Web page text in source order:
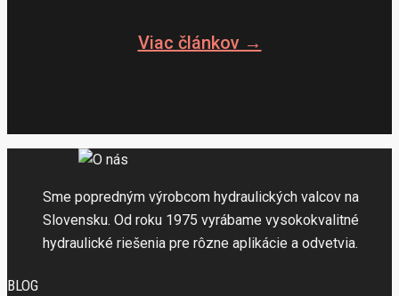
Viac článkov →
Sme popredným výrobcom hydraulických valcov na
Slovensku. Od roku 1975 vyrábame vysokokvalitné
hydraulické riešenia pre rôzne aplikácie a odvetvia.
BLOG